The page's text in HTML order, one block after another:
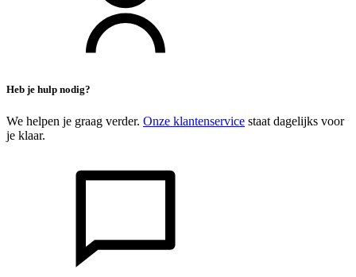
Heb je hulp nodig?
We helpen je graag verder. Onze klantenservice staat dagelijks voor
je klaar.